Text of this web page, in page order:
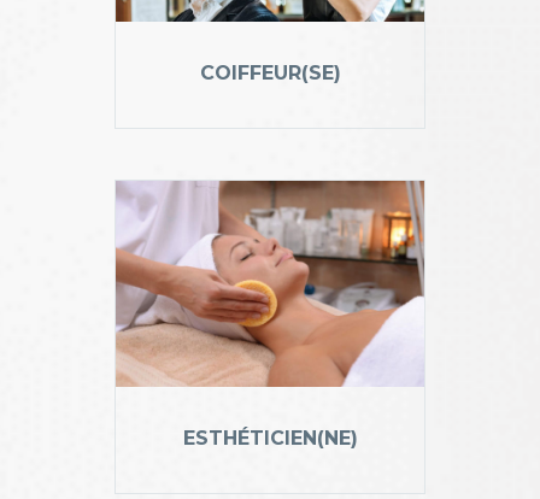
COIFFEUR(SE)
ESTHÉTICIEN(NE)